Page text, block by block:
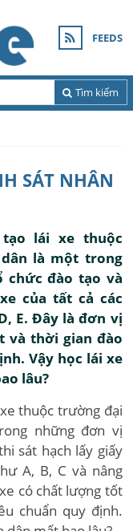
FEEDS
Tìm kiếm
SÁT NHÂN
lái xe thuộc
là một trong
đào tạo và
của tất cả các
E. Đây là đơn vị
và thời gian đào
Vậy học lái xe
lâu?
thuộc trường đại
những đơn vị
sát hạch lấy giấy
A, B, C và nâng
có chất lượng tốt
chuẩn quy định.